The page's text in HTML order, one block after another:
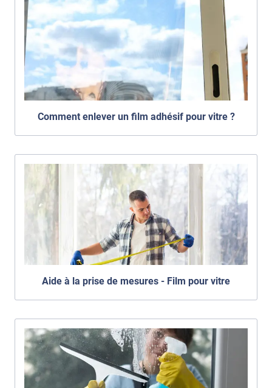
Comment enlever un film adhésif pour vitre ?
Aide à la prise de mesures - Film pour vitre